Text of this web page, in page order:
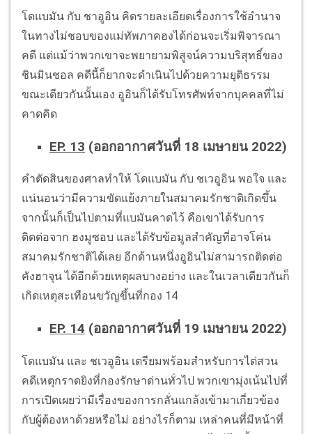
โดแบมัน กับ ชาอูอิน คิดรายละเอียดเรื่องการใช้อำนาจ
ในทางไม่ชอบของแม่ทัพภาคฮงได้ก่อนจะเริ่มพิจารณา
คดี แต่แม้ว่าพวกเขาจะพยายามพิสูจน์ความบริสุทธิ์ของ
ชินมินชอล คดีนี้ก็ยากจะดำเนินไปด้วยความยุติธรรม
ขณะเดียวกันนั้นเอง อูอินก็ได้รับโทรศัพท์จากบุคคลที่ไม่
คาดคิด
EP. 13 (ออกอากาศวันที่ 18 เมษายน 2022)
คำตัดสินของศาลทำให้ โดแบมัน กับ ชเวอูอิน พอใจ และ
แน่นอนว่ามีความขัดแย้งภายในสมาคมรักชาติเกิดขึ้น
จากนั้นก็เป็นไปตามที่แบมันคาดไว้ คือเขาได้รับการ
ติดต่อจาก ฮงมูซอบ และได้รับข้อมูลสำคัญที่อาจโค่น
สมาคมรักชาติได้เลย อีกด้านหนึ่งอูอินไม่สามารถติดต่อ
คังฮาจุน ได้อีกด้วยเหตุผลบางอย่าง และในเวลาเดียวกันก็
เกิดเหตุสะเทือนขวัญขึ้นที่กอง 14
EP. 14 (ออกอากาศวันที่ 19 เมษายน 2022)
โดแบมัน และ ชเวอูอิน เตรียมพร้อมสำหรับการไต่สวน
คดีเหตุกราดยิงที่กองรักษาด่านทั่วไป พวกเขามุ่งเน้นไปที่
การเปิดเผยว่ามีเรื่องของการกลั่นแกล้งเข้ามาเกี่ยวข้อง
กับผู้ต้องหาด้วยหรือไม่ อย่างไรก็ตาม เหล่าคนที่มีหน้าที่